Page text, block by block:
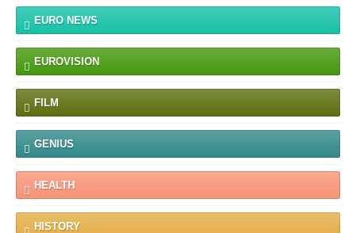
EURO NEWS
EUROVISION
FILM
GENIUS
HEALTH
HISTORY